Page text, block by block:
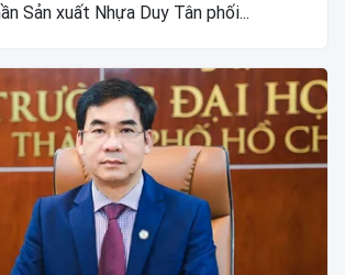
Sản xuất Nhựa Duy Tân phối...